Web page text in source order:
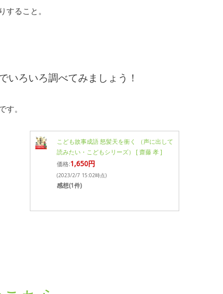
ること。
いろいろ調べてみましょう！
。
こども故事成語 怒髪天を衝く （声に出して
読みたい・こどもシリーズ） [ 齋藤 孝 ]
価格:1,650円
(2023/2/7 15:02時点)
感想(1件)